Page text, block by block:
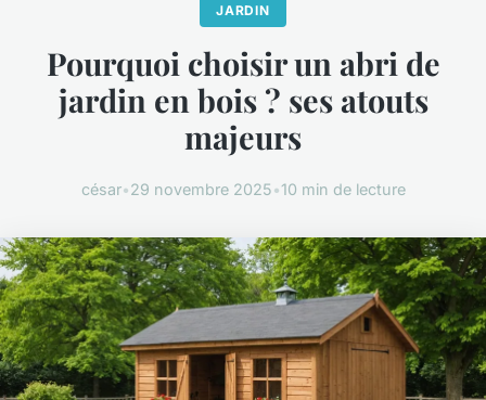
JARDIN
Pourquoi choisir un abri de
jardin en bois ? ses atouts
majeurs
césar•29 novembre 2025•10 min de lecture